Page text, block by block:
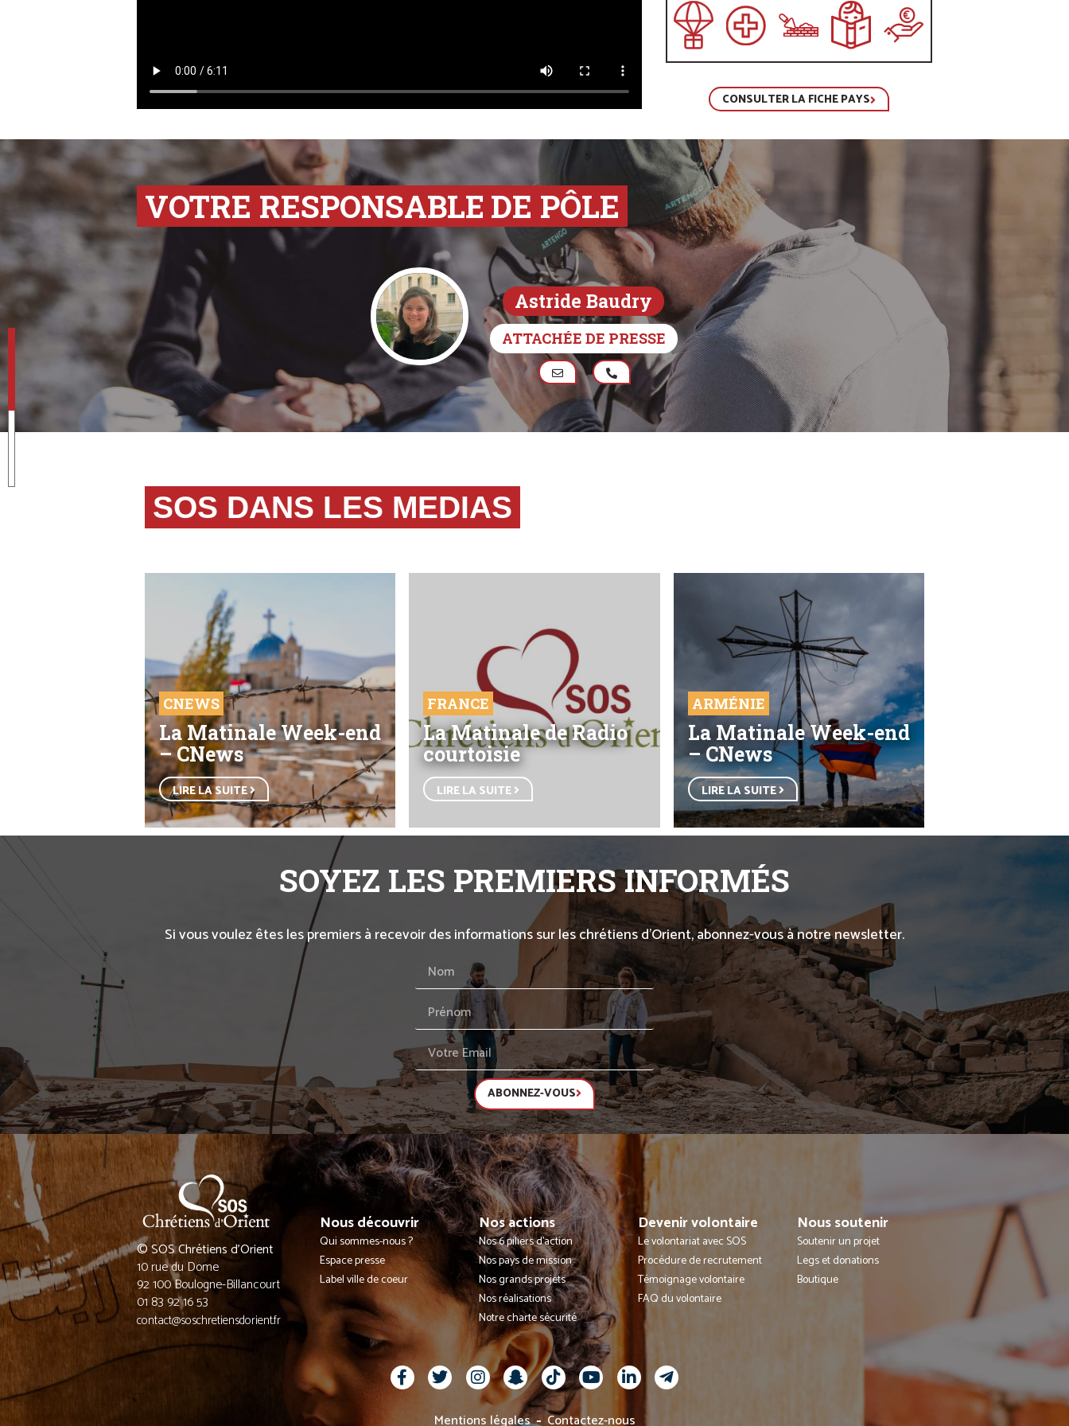
CONSULTER LA FICHE PAYS
VOTRE RESPONSABLE DE PÔLE
Astride Baudry
ATTACHÉE DE PRESSE
SOS DANS LES MEDIAS
CNEWS
La Matinale Week-end
– CNews
LIRE LA SUITE
FRANCE
La Matinale de Radio
courtoisie
LIRE LA SUITE
ARMÉNIE
La Matinale Week-end
– CNews
LIRE LA SUITE
SOYEZ LES PREMIERS INFORMÉS
Si vous voulez êtes les premiers à recevoir des informations sur les chrétiens d’Orient, abonnez-vous à notre newsletter.
ABONNEZ-VOUS
© SOS Chrétiens d’Orient
10 rue du Dome
92 100 Boulogne-Billancourt
01 83 92 16 53
contact@soschretiensdorient.fr
Nous découvrir
Qui sommes-nous ?
Espace presse
Label ville de coeur
Nos actions
Nos 6 piliers d'action
Nos pays de mission
Nos grands projets
Nos réalisations
Notre charte sécurité
Devenir volontaire
Le volontariat avec SOS
Procédure de recrutement
Témoignage volontaire
FAQ du volontaire
Nous soutenir
Soutenir un projet
Legs et donations
Boutique
Mentions légales Contactez-nous